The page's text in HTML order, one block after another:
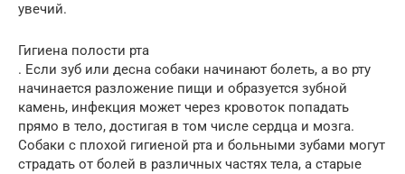
увечий.
Гигиена полости рта
. Если зуб или десна собаки начинают болеть, а во рту
начинается разложение пищи и образуется зубной
камень, инфекция может через кровоток попадать
прямо в тело, достигая в том числе сердца и мозга.
Собаки с плохой гигиеной рта и больными зубами могут
страдать от болей в различных частях тела, а старые